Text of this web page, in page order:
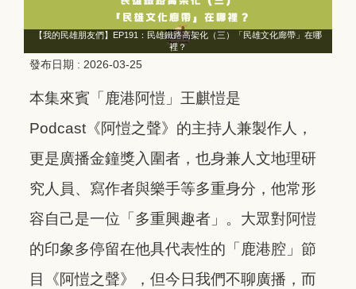
【我的民雄朋友們】EP191：民雄鐵路高架化（三）「民雄文化廊帶」在哪
裡？
發布日期 : 2026-03-25
本集來賓「鹿港阿愷」王麒愷是
Podcast《阿愷之聲》的主持人兼製作人，
更是廣播金鐘獎入圍者，也身兼人文地理研
究人員、寫作者與樂手等多重身分，他常形
容自己是一位「多重興趣者」。大眾對阿愷
的印象多停留在他具代表性的「鹿港腔」節
目《阿愷之聲》，但今日我們不聊廣播，而